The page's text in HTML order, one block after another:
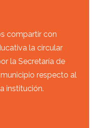
compartir con
la circular
la Secretaría de
respecto al
institución.